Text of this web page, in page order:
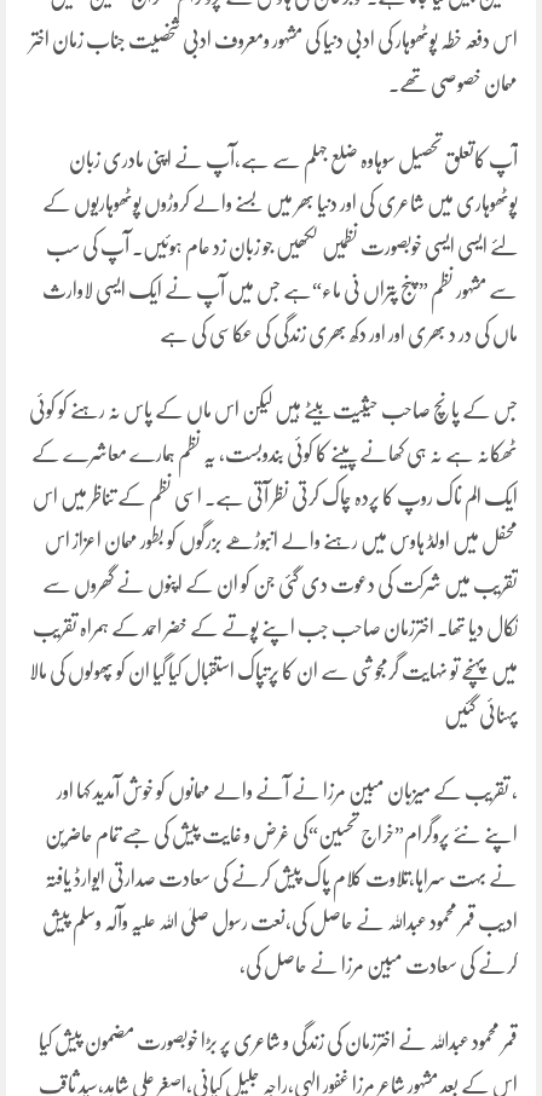
اس دفعہ خطہ پوٹھوہار کی ادبی دنیا کی مشہور ومعروف ادبی شخصیت جناب زمان اختر
مہمان خصوصی تھے۔
آپ کاتعلق تحصیل سوہاوہ ضلع جہلم سے ہے،آپ نے اپنی مادری زبان
پوٹھوہاری میں شاعری کی اور دنیا بھر میں بسنے والے کروڑوں پوٹھوہاریوں کے
لئے ایسی ایسی خوبصورت نظمیں لکھیں جو زبان زد عام ہوئیں۔ آپ کی سب
سے مشہور نظم ”پنج پتراں نی ماء“ہے جس میں آپ نے ایک ایسی لاوارث
ماں کی در د بھری اور اور دکھ بھری زندگی کی عکاسی کی ہے
جس کے پانچ صاحب حیثیت بیٹے ہیں لیکن اس ماں کے پاس نہ رہنے کو کوئی
ٹھکانہ ہے نہ ہی کھانے پینے کا کوئی بندوبست، یہ نظم ہمارے معاشرے کے
ایک الم ناک روپ کا پردہ چاک کرتی نظر آتی ہے۔ اسی نظم کے تناظر میں اس
محفل میں اولڈ ہاوس میں رہنے والے انبوڑھے بزرگوں کو بطور مہمان اعزاز اس
تقریب میں شرکت کی دعوت دی گئی جن کو ان کے اپنوں نے گھروں سے
نکال دیا تھا۔ اخترزمان صاحب جب اپنے پوتے کے خضر احمد کے ہمراہ تقریب
میں پہنچے تو نہایت گرمجوشی سے ان کا پرتپاک استقبال کیا گیا ان کو پھولوں کی مالا
پہنائی گئیں
، تقریب کے میزبان مبین مرزا نے آنے والے مہمانوں کو خوش آمدید کہا اور
اپنے نئے پروگرام”خراج تحسین“کی غرض و غایت پیش کی جسے تمام حاضرین
نے بہت سراہا،تلاوت کلام پاک پیش کرنے کی سعادت صدارتی ایوارڈ یافتہ
ادیب قمر محمود عبداللہ نے حاصل کی،نعت رسول صلیٰ اللہ علیہ وآلہ وسلم پیش
کرنے کی سعادت مبین مرزا نے حاصل کی،
قمر محمود عبداللہ نے اخترزمان کی زندگی و شاعری پر بڑا خوبصورت مضمون پیش کیا
اس کے بعد مشہور شاعر مرزا غفور الہی،راجہ جلیل کیانی،اصغر علی شاہد،سید ثاقب